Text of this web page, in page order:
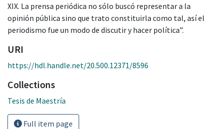
XIX. La prensa periódica no sólo buscó representar a la
opinión pública sino que trato constituirla como tal, así el
periodismo fue un modo de discutir y hacer política”.
URI
https://hdl.handle.net/20.500.12371/8596
Collections
Tesis de Maestría
Full item page